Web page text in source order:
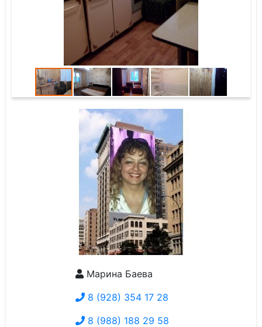
Марина Баева
8 (928) 354 17 28
8 (988) 188 29 58